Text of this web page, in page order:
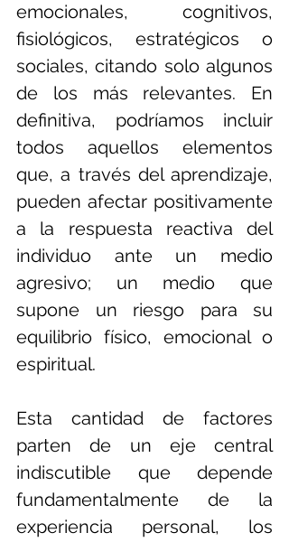
emocionales, cognitivos,
fisiológicos, estratégicos o
sociales, citando solo algunos
de los más relevantes. En
definitiva, podríamos incluir
todos aquellos elementos
que, a través del aprendizaje,
pueden afectar positivamente
a la respuesta reactiva del
individuo ante un medio
agresivo; un medio que
supone un riesgo para su
equilibrio físico, emocional o
espiritual.
Esta cantidad de factores
parten de un eje central
indiscutible que depende
fundamentalmente de la
experiencia personal, los